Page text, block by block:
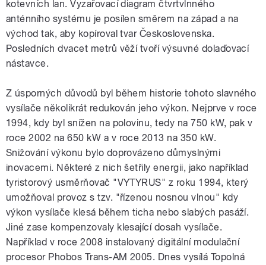
kotevních lan. Vyzařovací diagram čtvrtvlnného
anténního systému je posílen směrem na západ a na
východ tak, aby kopíroval tvar Československa.
Posledních dvacet metrů věží tvoří výsuvné dolaďovací
nástavce.
Z úsporných důvodů byl během historie tohoto slavného
vysílače několikrát redukován jeho výkon. Nejprve v roce
1994, kdy byl snížen na polovinu, tedy na 750 kW, pak v
roce 2002 na 650 kW a v roce 2013 na 350 kW.
Snižování výkonu bylo doprovázeno důmyslnými
inovacemi. Některé z nich šetřily energii, jako například
tyristorový usměrňovač "VYTYRUS" z roku 1994, který
umožňoval provoz s tzv. "řízenou nosnou vlnou" kdy
výkon vysílače klesá během ticha nebo slabých pasáží.
Jiné zase kompenzovaly klesající dosah vysílače.
Například v roce 2008 instalovaný digitální modulační
procesor Phobos Trans-AM 2005. Dnes vysílá Topolná